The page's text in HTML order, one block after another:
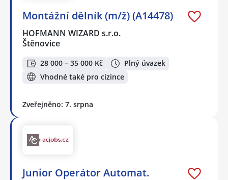
Montážní dělník (m/ž) (A14478)
HOFMANN WIZARD s.r.o.
Štěnovice
28 000 – 35 000 Kč
Plný úvazek
Vhodné také pro cizince
Zveřejněno: 7. srpna
Junior Operátor Automat.